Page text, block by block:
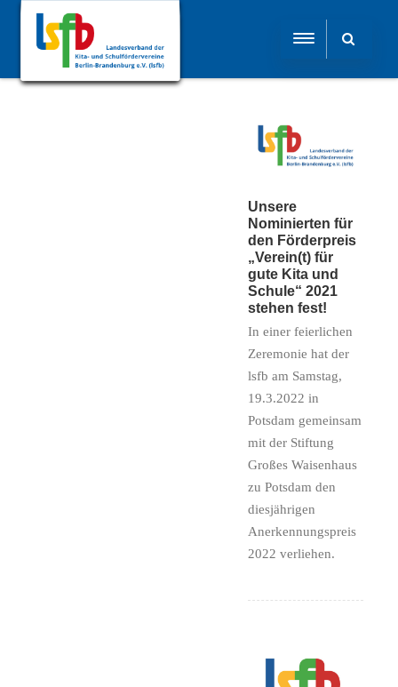
Unsere
Nominierten für
den Förderpreis
„Verein(t) für
gute Kita und
Schule“ 2021
stehen fest!​
In einer feierlichen
Zeremonie hat der
lsfb am Samstag,
19.3.2022 in
Potsdam gemeinsam
mit der Stiftung
Großes Waisenhaus
zu Potsdam den
diesjährigen
Anerkennungspreis
2022 verliehen.